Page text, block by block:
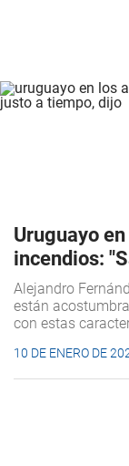
Uruguayo
incendios:
Alejandro
están
con estas
10 DE ENERO DE